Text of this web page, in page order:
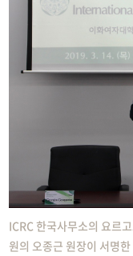
ICRC 한국사무소의 요르
원의 오종근 원장이 서명